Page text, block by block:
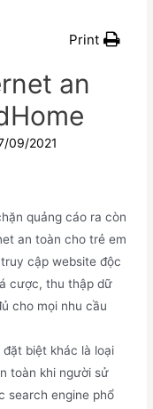
Print
an
09/2021
quảng cáo ra còn
an toàn cho trẻ em
cập website độc
cược, thu thập dữ
cho mọi nhu cầu
biệt khác là loại
toàn khi người sử
search engine phổ